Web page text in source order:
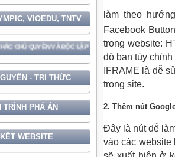
VIOEDU, TNTV
QUYỀN VÀ ĐỘC LẬP DÂN TỘC!
- TRI THỨC
TRÌNH PHÁ ÁN
WEBSITE
làm theo
Facebook
trong website:
độ bạn tùy
IFRAME là dễ
trong site.
2. Thêm nút
Đây là nút dễ
vào các website